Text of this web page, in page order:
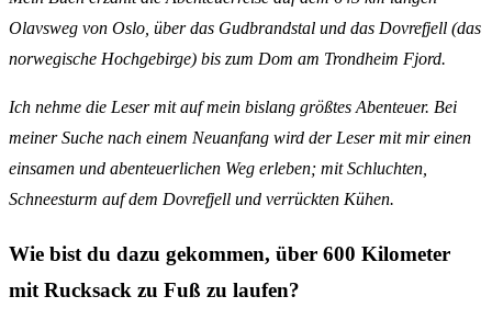
Olavsweg von Oslo, über das Gudbrandstal und das Dovrefjell (das
norwegische Hochgebirge) bis zum Dom am Trondheim Fjord.
Ich nehme die Leser mit auf mein bislang größtes Abenteuer. Bei
meiner Suche nach einem Neuanfang wird der Leser mit mir einen
einsamen und abenteuerlichen Weg erleben; mit Schluchten,
Schneesturm auf dem Dovrefjell und verrückten Kühen.
Wie bist du dazu gekommen, über 600 Kilometer
mit Rucksack zu Fuß zu laufen?